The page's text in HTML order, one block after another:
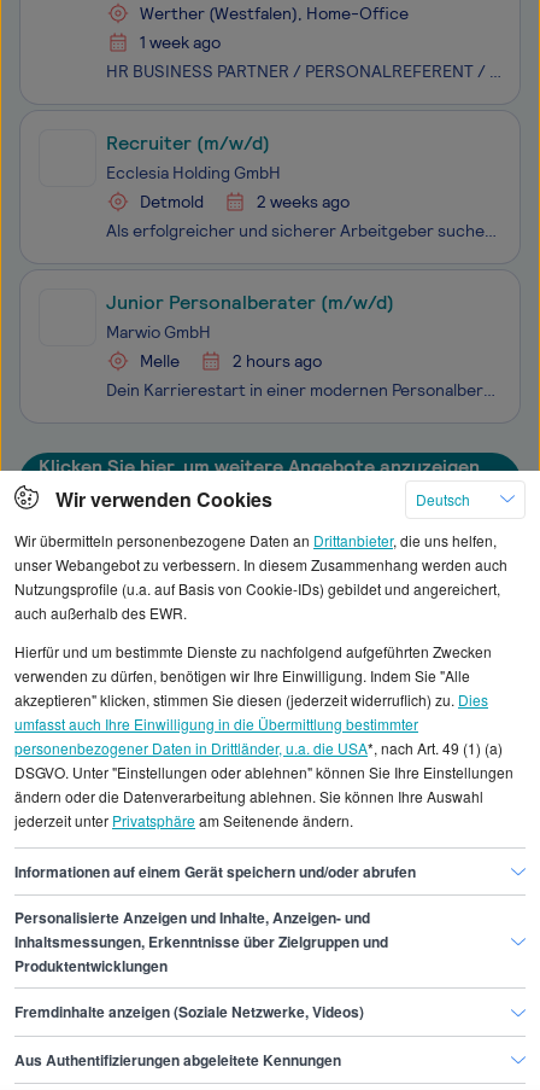
Werther (Westfalen), Home-Office
1 week ago
HR BUSINESS PARTNER / PERSONALREFERENT / HR GENERALIST m/w/d Jobtyp: Vollzeit oder TeilzeitOrt: Werther / remoteStart: ab sofortJoblevel: HR Business Partner m/w/d # WIR SUCHEN... ...Personaler / Personalerinnen, für die Teamarbeit keine Floskel ist und die mit uns die Vision teilen HR AS A SERVICE
Recruiter (m/w/d)
Ecclesia Holding GmbH
Detmold
2 weeks ago
Als erfolgreicher und sicherer Arbeitgeber suchen wir eine Persönlichkeit mit der Begeisterung für Mitarbeitergewinnung. Wir bieten eine spannende und verantwortungsvolle Aufgabe in einem zukunftsorientierten Unternehmen, in dem du deine Fähigkeiten und Kompetenzen im Recruiting voll einbringen und
Junior Personalberater (m/w/d)
Marwio GmbH
Melle
2 hours ago
Dein Karrierestart in einer modernen PersonalberatungDu suchst keinen gewöhnlichen Berufseinstieg?Du möchtest Verantwortung übernehmen, mit Menschen arbeiten und Dich fachlich wie persönlich schnell weiterentwickeln?Dann könnte Marwio genau der richtige Ort für Deinen Karrierestart sein.Wir sind ein
Klicken Sie hier, um weitere Angebote anzuzeigen
Alle angezeigten Gehaltsdaten beruhen auf
Durchschnittswerte und die Angaben können nicht
einzelnen Stellenangeboten zugeordnet werden.
Gehaltsinformationen
Personal
Mitarbeiter/in Recruiting
Mitarbeiter/in Recruiting Bielefeld
Finde den Job,
der zu dir passt.
Wir verwenden Cookies
Deutsch
Wir übermitteln personenbezogene Daten an Drittanbieter, die uns helfen,
unser Webangebot zu verbessern. In diesem Zusammenhang werden auch
Nutzungsprofile (u.a. auf Basis von Cookie-IDs) gebildet und angereichert,
auch außerhalb des EWR.
Hierfür und um bestimmte Dienste zu nachfolgend aufgeführten Zwecken
verwenden zu dürfen, benötigen wir Ihre Einwilligung. Indem Sie "Alle
akzeptieren" klicken, stimmen Sie diesen (jederzeit widerruflich) zu. Dies
umfasst auch Ihre Einwilligung in die Übermittlung bestimmter
personenbezogener Daten in Drittländer, u.a. die USA*, nach Art. 49 (1) (a)
DSGVO. Unter "Einstellungen oder ablehnen" können Sie Ihre Einstellungen
ändern oder die Datenverarbeitung ablehnen. Sie können Ihre Auswahl
jederzeit unter Privatsphäream Seitenende ändern.
Informationen auf einem Gerät speichern und/oder abrufen
Personalisierte Anzeigen und Inhalte, Anzeigen- und
Inhaltsmessungen, Erkenntnisse über Zielgruppen und
Produktentwicklungen
Fremdinhalte anzeigen (Soziale Netzwerke, Videos)
Aus Authentifizierungen abgeleitete Kennungen